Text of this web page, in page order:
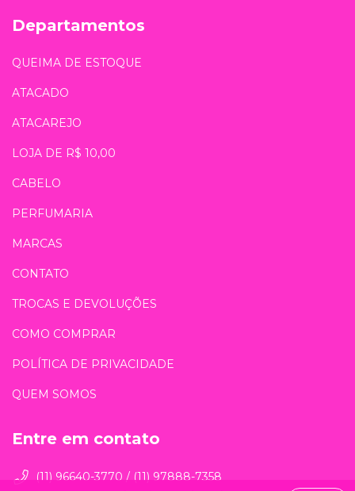
Departamentos
QUEIMA DE ESTOQUE
ATACADO
ATACAREJO
LOJA DE R$ 10,00
CABELO
PERFUMARIA
MARCAS
CONTATO
TROCAS E DEVOLUÇÕES
COMO COMPRAR
POLÍTICA DE PRIVACIDADE
QUEM SOMOS
Entre em contato
(11) 96640-3770 / (11) 97888-7358